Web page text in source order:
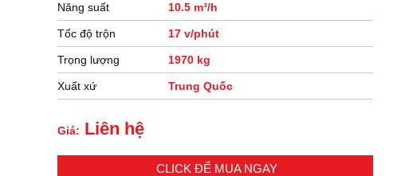
Năng suất 10.5 m³/h
Tốc độ trộn 17 v/phút
Trọng lượng 1970 kg
Xuất xứ Trung Quốc
Giá: Liên hệ
CLICK ĐỂ MUA NGAY